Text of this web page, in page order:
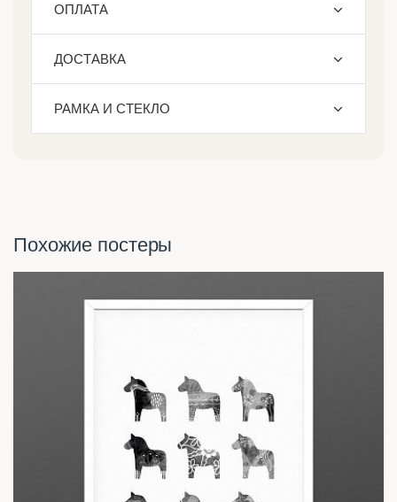
ОПЛАТА
ДОСТАВКА
РАМКА И СТЕКЛО
Похожие постеры